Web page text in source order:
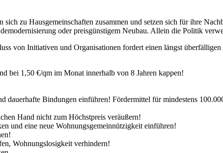
zu Hausgemeinschaften zusammen und setzen sich für ihre
oder preisgünstigem Neubau. Allein die Politik
von Initiativen und Organisationen fordert einen längst
bei 1,50 €/qm im Monat innerhalb von 8 Jahren kappen!
dauerhafte Bindungen einführen! Fördermittel für mindestens
Hand nicht zum Höchstpreis veräußern!
und eine neue Wohnungsgemeinnützigkeit einführen!
Wohnungslosigkeit verhindern!